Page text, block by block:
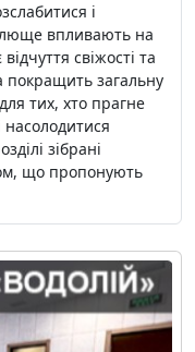
і
впливають на
свіжості та
покращить загальну
тих, хто прагне
насолодитися
зібрані
що пропонують